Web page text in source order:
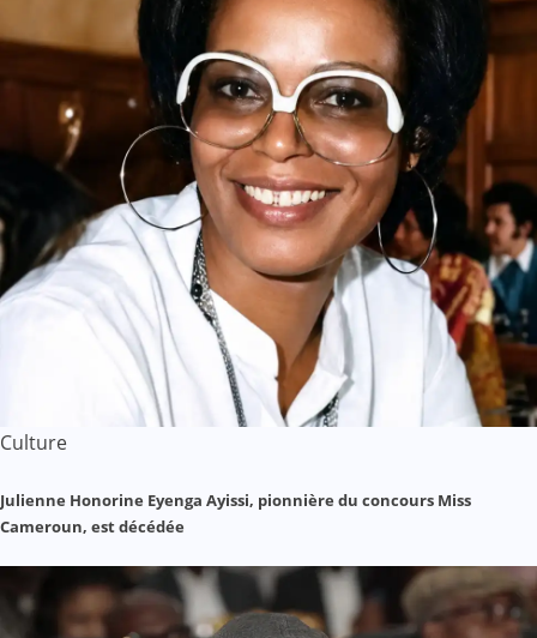
Culture
Julienne Honorine Eyenga Ayissi, pionnière du concours Miss
Cameroun, est décédée